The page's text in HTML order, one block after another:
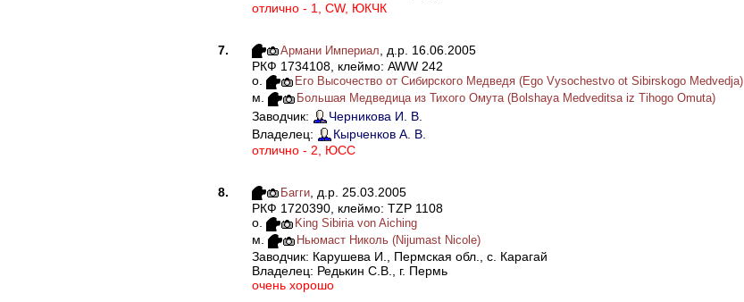
отлично - 1, CW, ЮКЧК
7. Армани Империал , д.р. 16.06.2005
РКФ 1734108, клеймо: AWW 242
о.
Его Высочество от Сибирского Медведя (Ego Vysochestvo ot Sibirskogo Medvedja)
м. Большая Медведица из Тихого Омута (Bolshaya Medveditsa iz Tihogo Omuta)
Заводчик:
Черникова И. В.
Владелец:
Кырченков А. В.
отлично - 2, ЮСС
8. Багги, д.р. 25.03.2005
РКФ 1720390, клеймо: TZP 1108
о.
King Sibiria von Aiching
м. Ньюмаст Николь (Nijumast Nicole)
Заводчик: Карушева И., Пермская обл., с. Карагай
Владелец: Редькин С.В., г. Пермь
очень хорошо